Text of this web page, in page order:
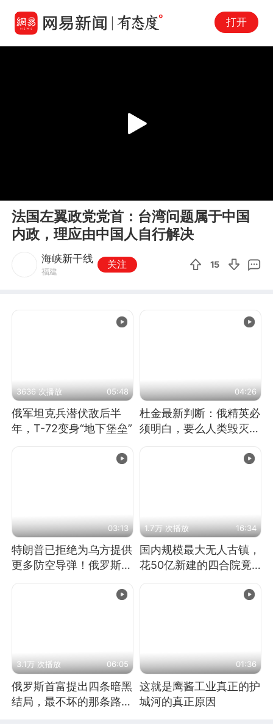
打开
Play
法国左翼政党党首：台湾问题属于中国
内政，理应由中国人自行解决
海峡新干线
福建
关注 15
3636 次播放 05:48
俄军坦克兵潜伏敌后半
年，T-72变身“地下堡垒”
04:26
杜金最新判断：俄精英必
须明白，要么人类毁灭，
03:13
特朗普已拒绝为乌方提供
更多防空导弹！俄罗斯抓
1.7万 次播放 16:34
国内规模最大无人古镇，
花50亿新建的四合院竟
3.1万 次播放 06:05
俄罗斯首富提出四条暗黑
结局，最不坏的那条路是
01:36
这就是鹰酱工业真正的护
城河的真正原因